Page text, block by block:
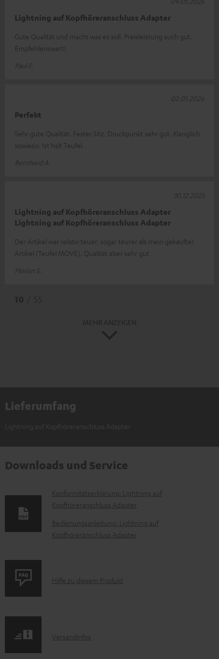
Lightning auf Kopfhöreranschluss Adapter
Gute Qualität und macht was es soll. Preisleistung auch gut.
Empfehlenswert!
Paul F.
Perfekt
Sehr gute Qualität. Fester Sitz. Druckpunkt sehr gut. Klanglich
sowieso. Ist halt Teufel.
Bernhard A.
02.01.2026
Lightning auf Kopfhöreranschluss Adapter
Lightning auf Kopfhöreranschluss Adapter
Der Artikel war relativ teuer, sogar teurer als mein gekaufter
Artikel (Teufel MOVE). Qualität aber sehr gut
Florian S.
30.12.2025
Lieferumfang
Lightning auf Kopfhöreranschluss Adapter
Downloads und Service
D
o
k
u
n
u
Konformitätserklärung: Lightning auf
Kopfhöreranschluss Adapter
Bedienungsanleitung: Lightning auf
Kopfhöreranschluss Adapter
P
u
Hilfe zu diesem Produkt
IVersandinfos